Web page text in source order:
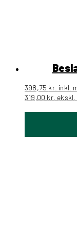
398,75 kr. inkl.
319,00 kr. ekskl.